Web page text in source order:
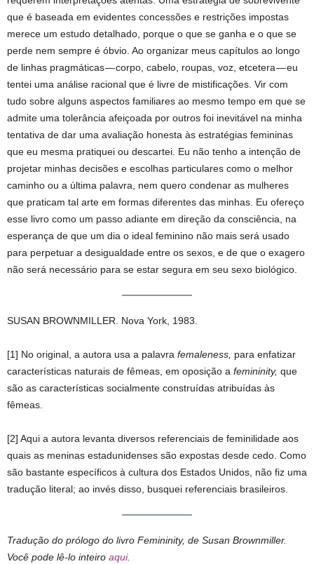
que é baseada em evidentes concessões e restrições impostas
merece um estudo detalhado, porque o que se ganha e o que se
perde nem sempre é óbvio. Ao organizar meus capítulos ao longo
de linhas pragmáticas — corpo, cabelo, roupas, voz, etcetera — eu
tentei uma análise racional que é livre de mistificações. Vir com
tudo sobre alguns aspectos familiares ao mesmo tempo em que se
admite uma tolerância afeiçoada por outros foi inevitável na minha
tentativa de dar uma avaliação honesta às estratégias femininas
que eu mesma pratiquei ou descartei. Eu não tenho a intenção de
projetar minhas decisões e escolhas particulares como o melhor
caminho ou a última palavra, nem quero condenar as mulheres
que praticam tal arte em formas diferentes das minhas. Eu ofereço
esse livro como um passo adiante em direção da consciência, na
esperança de que um dia o ideal feminino não mais será usado
para perpetuar a desigualdade entre os sexos, e de que o exagero
não será necessário para se estar segura em seu sexo biológico.
SUSAN BROWNMILLER. Nova York, 1983.
[1] No original, a autora usa a palavra femaleness, para enfatizar
características naturais de fêmeas, em oposição a femininity, que
são as características socialmente construídas atribuídas às
fêmeas.
[2] Aqui a autora levanta diversos referenciais de feminilidade aos
quais as meninas estadunidenses são expostas desde cedo. Como
são bastante específicos à cultura dos Estados Unidos, não fiz uma
tradução literal; ao invés disso, busquei referenciais brasileiros.
Tradução do prólogo do livro Femininity, de Susan Brownmiller.
Você pode lê-lo inteiro aqui.